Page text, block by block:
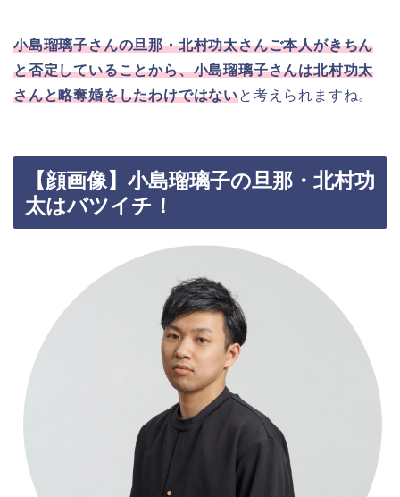
小島瑠璃子さんの旦那・北村功太さんご本人がきちん
と否定していることから、小島瑠璃子さんは北村功太
さんと略奪婚をしたわけではないと考えられますね。
【顔画像】小島瑠璃子の旦那・北村功
太はバツイチ！